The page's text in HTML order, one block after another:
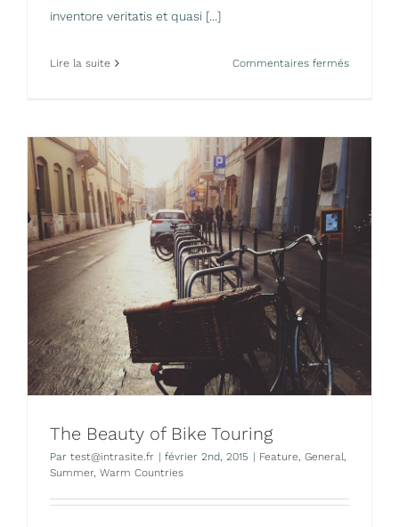
inventore veritatis et quasi [...]
Lire la suite Commentaires ferméssur
America
The Beauty of Bike Touring
Par test@intrasite.fr | février 2nd, 2015 | Feature General
Summer, Warm Countries